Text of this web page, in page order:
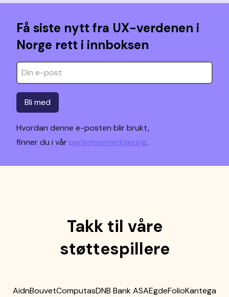
Få siste nytt fra UX-verdenen i
Norge rett i innboksen
Bli med
Hvordan denne e-posten blir brukt,
finner du i vår personvernerklæring.
Takk til våre
støttespillere
AidnBouvetComputasDNB Bank ASAEgdeFolioKantega